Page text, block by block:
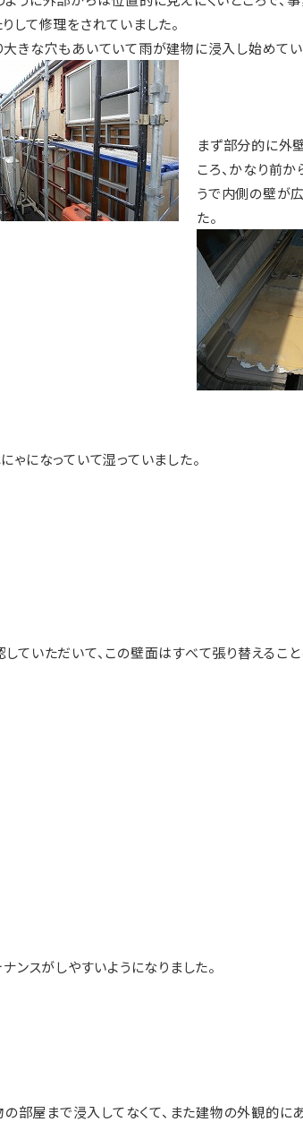
して修理をされていました。
大きな穴もあいていて雨が建物に浸入し始めてい
まず部分的に外
ころ、かなり前
うで内側の壁が
た。
ゃになっていて湿っていました。
ていただいて、この壁面はすべて張り替えること
スがしやすいようになりました。
部屋まで浸入してなくて、また建物の外観的に